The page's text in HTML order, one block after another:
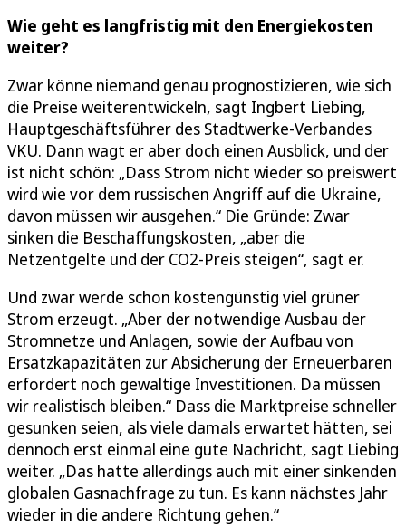
Wie geht es langfristig mit den Energiekosten
weiter?
Zwar könne niemand genau prognostizieren, wie sich
die Preise weiterentwickeln, sagt Ingbert Liebing,
Hauptgeschäftsführer des Stadtwerke-Verbandes
VKU. Dann wagt er aber doch einen Ausblick, und der
ist nicht schön: „Dass Strom nicht wieder so preiswert
wird wie vor dem russischen Angriff auf die Ukraine,
davon müssen wir ausgehen.“ Die Gründe: Zwar
sinken die Beschaffungskosten, „aber die
Netzentgelte und der CO2-Preis steigen“, sagt er.
Und zwar werde schon kostengünstig viel grüner
Strom erzeugt. „Aber der notwendige Ausbau der
Stromnetze und Anlagen, sowie der Aufbau von
Ersatzkapazitäten zur Absicherung der Erneuerbaren
erfordert noch gewaltige Investitionen. Da müssen
wir realistisch bleiben.“ Dass die Marktpreise schneller
gesunken seien, als viele damals erwartet hätten, sei
dennoch erst einmal eine gute Nachricht, sagt Liebing
weiter. „Das hatte allerdings auch mit einer sinkenden
globalen Gasnachfrage zu tun. Es kann nächstes Jahr
wieder in die andere Richtung gehen.“